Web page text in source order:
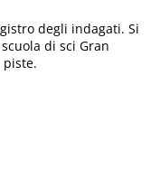
degli indagati. Si
di sci Gran
piste.